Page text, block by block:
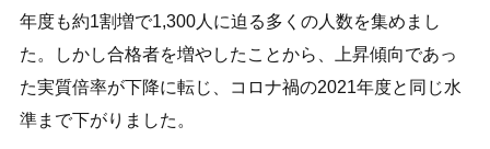
年度も約1割増で1,300人に迫る多くの人数を集めまし
た。しかし合格者を増やしたことから、上昇傾向であっ
た実質倍率が下降に転じ、コロナ禍の2021年度と同じ水
準まで下がりました。